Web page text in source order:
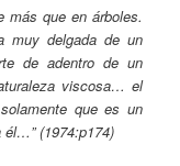
más que en árboles.
muy delgada de un
de adentro de un
viscosa… el
que es un
(1974:p174)